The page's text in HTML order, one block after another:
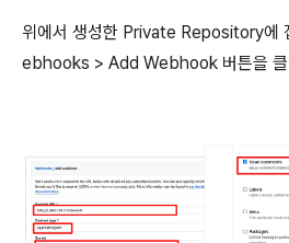
위에서 생성한 Private Repository에
ebhooks > Add Webhook 버튼을 클